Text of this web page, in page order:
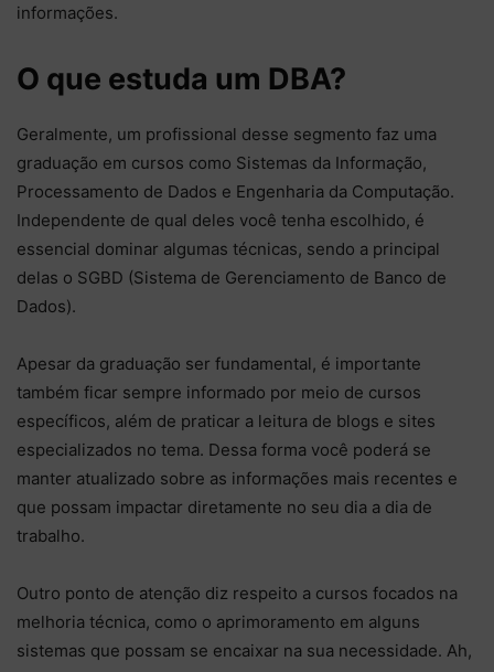
informações.
O que estuda um DBA?
Geralmente, um profissional desse segmento faz uma
graduação em cursos como Sistemas da Informação,
Processamento de Dados e Engenharia da Computação.
Independente de qual deles você tenha escolhido, é
essencial dominar algumas técnicas, sendo a principal
delas o SGBD (Sistema de Gerenciamento de Banco de
Dados).
Apesar da graduação ser fundamental, é importante
também ficar sempre informado por meio de cursos
específicos, além de praticar a leitura de blogs e sites
especializados no tema. Dessa forma você poderá se
manter atualizado sobre as informações mais recentes e
que possam impactar diretamente no seu dia a dia de
trabalho.
Outro ponto de atenção diz respeito a cursos focados na
melhoria técnica, como o aprimoramento em alguns
sistemas que possam se encaixar na sua necessidade. Ah,